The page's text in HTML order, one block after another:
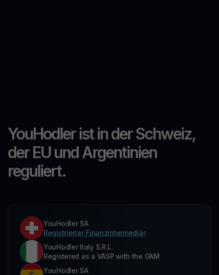
YouHodler ist in der Schweiz,
der EU und Argentinien
reguliert.
YouHodler SA
Registrierter Finanzintermediär
YouHodler Italy S.R.L.
Registered as a VASP with the OAM
YouHodler SA